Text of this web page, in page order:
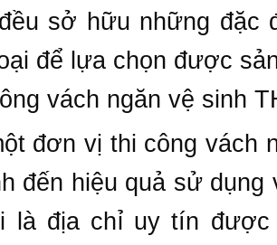
sở hữu những đặc
để lựa chọn được
vách ngăn vệ sinh
đơn vị thi công vách
đến hiệu quả sử
là địa chỉ uy tín